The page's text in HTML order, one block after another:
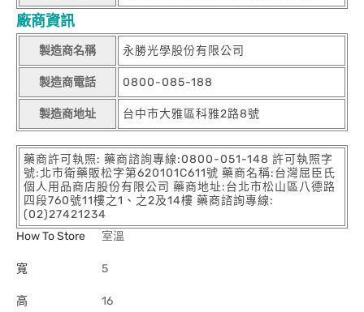
廠商資訊
製造商名稱 永勝光學股份有限公司
製造商電話 0800-085-188
製造商地址 台中市大雅區科雅2路8號
藥商許可執照: 藥商諮詢專線:0800-051-148 許可執照字
號:北市衛藥販松字第620101C611號 藥商名稱:台灣屈臣氏
個人用品商店股份有限公司 藥商地址:台北市松山區八德路
四段760號11樓之1、之2及14樓 藥商諮詢專線:
(02)27421234
How To Store
室溫
寬 5
高 16